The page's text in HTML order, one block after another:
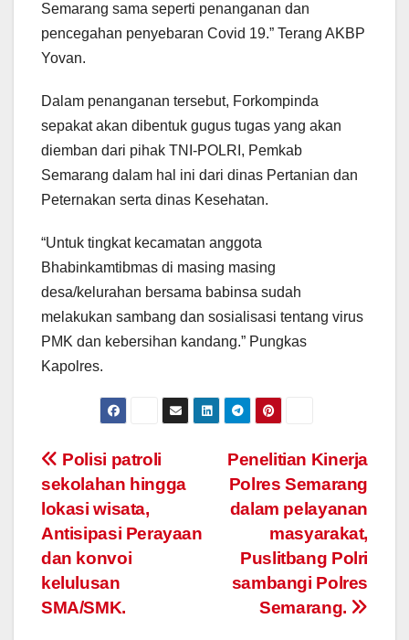
Semarang sama seperti penanganan dan
pencegahan penyebaran Covid 19.” Terang AKBP
Yovan.
Dalam penanganan tersebut, Forkompinda
sepakat akan dibentuk gugus tugas yang akan
diemban dari pihak TNI-POLRI, Pemkab
Semarang dalam hal ini dari dinas Pertanian dan
Peternakan serta dinas Kesehatan.
“Untuk tingkat kecamatan anggota
Bhabinkamtibmas di masing masing
desa/kelurahan bersama babinsa sudah
melakukan sambang dan sosialisasi tentang virus
PMK dan kebersihan kandang.” Pungkas
Kapolres.
Post
navigation
Penelitian Kinerja
Polres Semarang
dalam pelayanan
masyarakat,
Puslitbang Polri
sambangi Polres
Semarang.
Polisi patroli
sekolahan hingga
lokasi wisata,
Antisipasi Perayaan
dan konvoi
kelulusan
SMA/SMK.